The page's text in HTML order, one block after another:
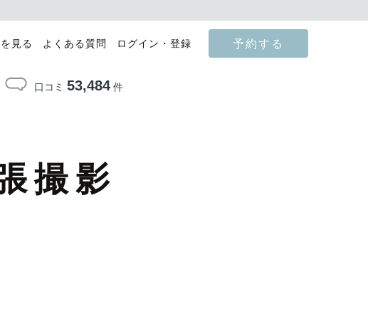
見る よくある質問 ログイン・登録 予約する
口コミ 53,484件
撮影